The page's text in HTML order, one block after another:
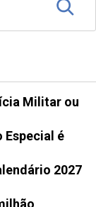
Militar ou
Especial é
2027